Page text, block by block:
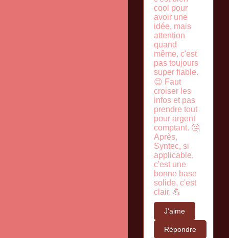
cool pour
avoir une
idée, mais
attention
quand
même, c'est
pas toujours
super fiable.
😉 Faut
croiser les
infos et pas
prendre tout
pour argent
comptant. 🤔
Après,
Syntec, si
applicable,
c'est une
bonne base
solide, c'est
clair. 💪
J'aime
Répondre